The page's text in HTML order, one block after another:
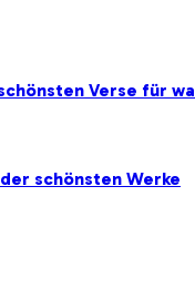
Verse für
schönsten Werke